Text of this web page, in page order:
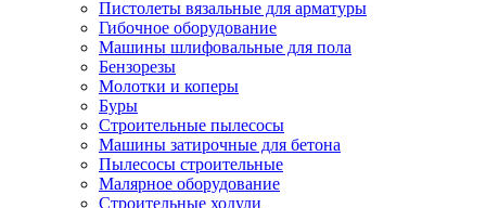
Пистолеты вязальные для арматуры
Гибочное оборудование
Машины шлифовальные для пола
Бензорезы
Молотки и коперы
Буры
Строительные пылесосы
Машины затирочные для бетона
Пылесосы строительные
Малярное оборудование
Строительные ходули